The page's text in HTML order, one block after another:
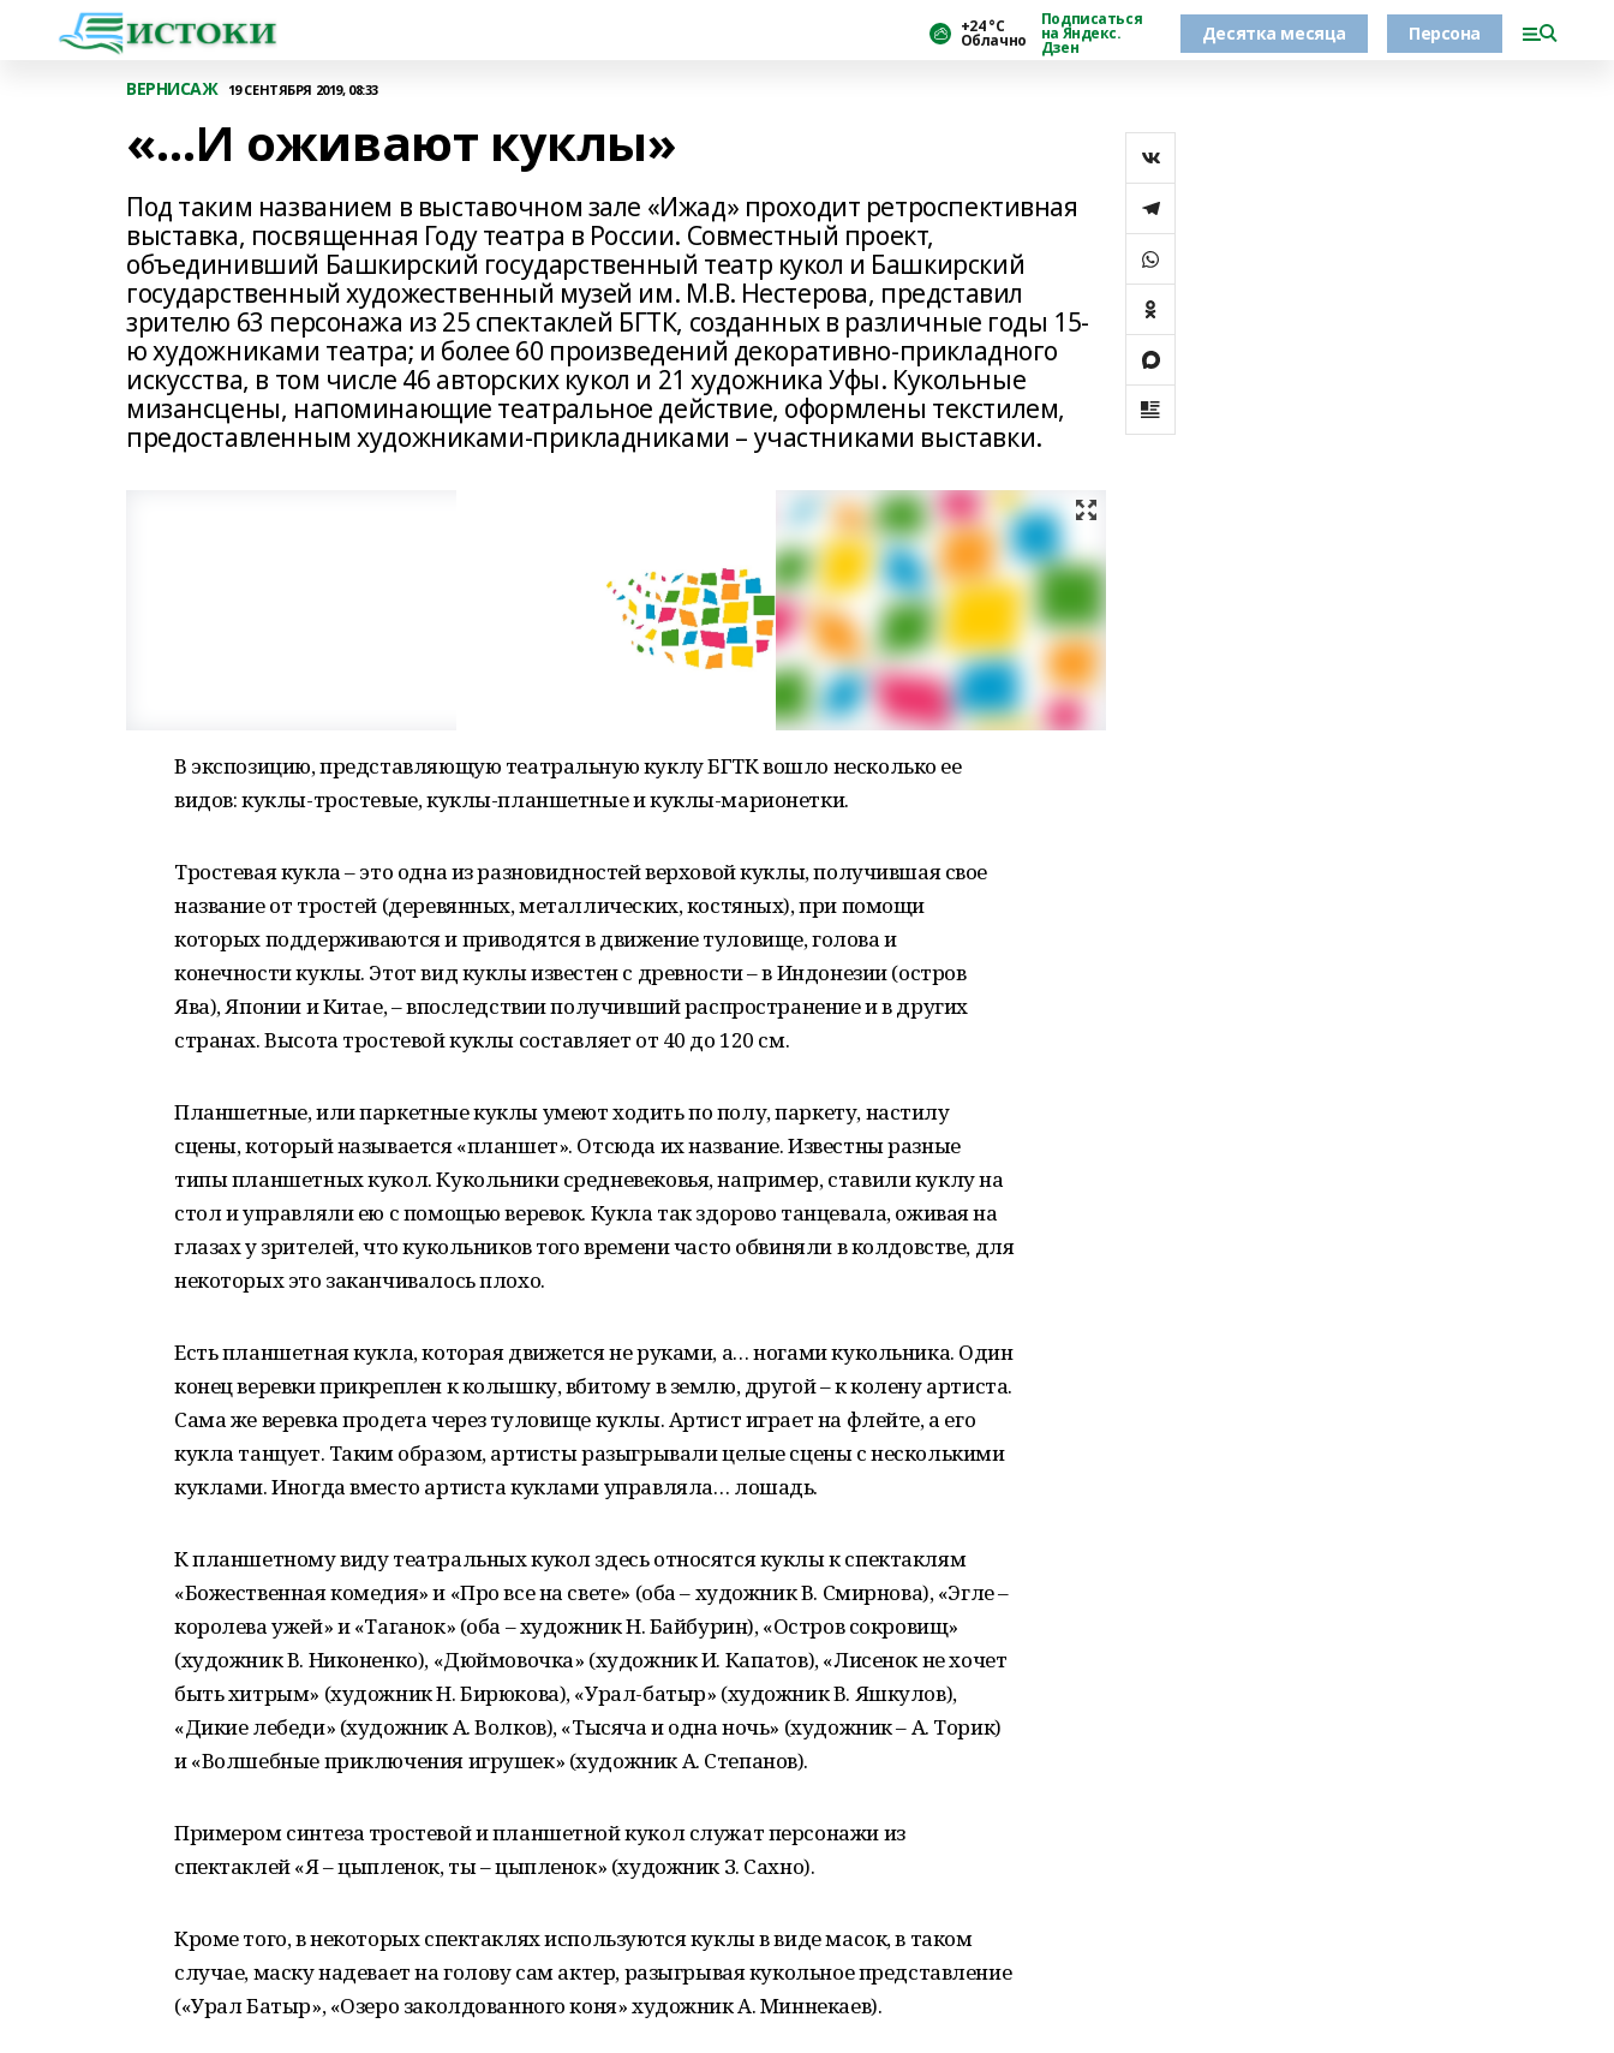
+24 °С
Облачно
Подписаться
на Яндекс.
Дзен
Десятка месяца Персона
ВЕРНИСАЖ 19 СЕНТЯБРЯ 2019, 08:33
«…И оживают куклы»
Под таким названием в выставочном зале «Ижад» проходит ретроспективная
выставка, посвященная Году театра в России. Совместный проект,
объединивший Башкирский государственный театр кукол и Башкирский
государственный художественный музей им. М.В. Нестерова, представил
зрителю 63 персонажа из 25 спектаклей БГТК, созданных в различные годы 15-
ю художниками театра; и более 60 произведений декоративно-прикладного
искусства, в том числе 46 авторских кукол и 21 художника Уфы. Кукольные
мизансцены, напоминающие театральное действие, оформлены текстилем,
предоставленным художниками-прикладниками – участниками выставки.
В экспозицию, представляющую театральную куклу БГТК вошло несколько ее
видов: куклы-тростевые, куклы-планшетные и куклы-марионетки.
Тростевая кукла – это одна из разновидностей верховой куклы, получившая свое
название от тростей (деревянных, металлических, костяных), при помощи
которых поддерживаются и приводятся в движение туловище, голова и
конечности куклы. Этот вид куклы известен с древности – в Индонезии (остров
Ява), Японии и Китае, – впоследствии получивший распространение и в других
странах. Высота тростевой куклы составляет от 40 до 120 см.
Планшетные, или паркетные куклы умеют ходить по полу, паркету, настилу
сцены, который называется «планшет». Отсюда их название. Известны разные
типы планшетных кукол. Кукольники средневековья, например, ставили куклу на
стол и управляли ею с помощью веревок. Кукла так здорово танцевала, оживая на
глазах у зрителей, что кукольников того времени часто обвиняли в колдовстве, для
некоторых это заканчивалось плохо.
Есть планшетная кукла, которая движется не руками, а… ногами кукольника. Один
конец веревки прикреплен к колышку, вбитому в землю, другой – к колену артиста.
Сама же веревка продета через туловище куклы. Артист играет на флейте, а его
кукла танцует. Таким образом, артисты разыгрывали целые сцены с несколькими
куклами. Иногда вместо артиста куклами управляла… лошадь.
К планшетному виду театральных кукол здесь относятся куклы к спектаклям
«Божественная комедия» и «Про все на свете» (оба – художник В. Смирнова), «Эгле –
королева ужей» и «Таганок» (оба – художник Н. Байбурин), «Остров сокровищ»
(художник В. Никоненко), «Дюймовочка» (художник И. Капатов), «Лисенок не хочет
быть хитрым» (художник Н. Бирюкова), «Урал-батыр» (художник В. Яшкулов),
«Дикие лебеди» (художник А. Волков), «Тысяча и одна ночь» (художник – А. Торик)
и «Волшебные приключения игрушек» (художник А. Степанов).
Примером синтеза тростевой и планшетной кукол служат персонажи из
спектаклей «Я – цыпленок, ты – цыпленок» (художник З. Сахно).
Кроме того, в некоторых спектаклях используются куклы в виде масок, в таком
случае, маску надевает на голову сам актер, разыгрывая кукольное представление
(«Урал Батыр», «Озеро заколдованного коня» художник А. Миннекаев).